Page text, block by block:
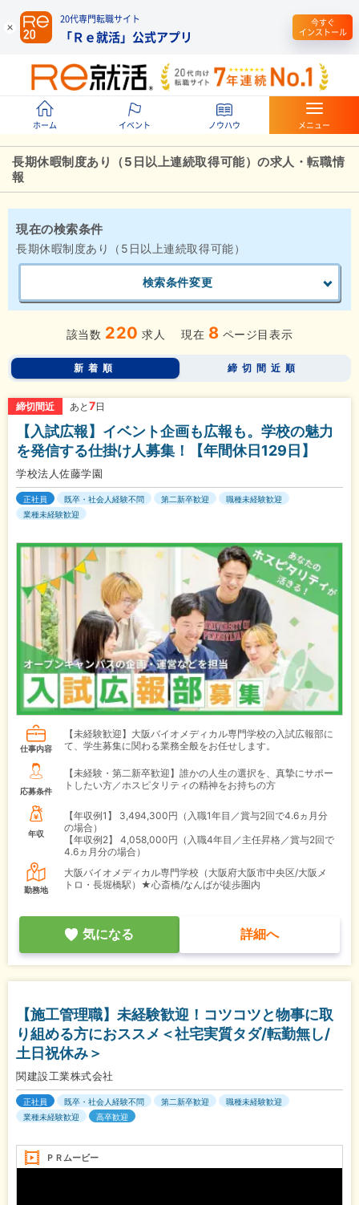
20代専門転職サイト
「Ｒｅ就活」公式アプリ
今すぐ
インストール
ホーム イベント ノウハウ メニュー
長期休暇制度あり（5日以上連続取得可能）の求人・転職情
報
現在の検索条件
長期休暇制度あり（5日以上連続取得可能）
検索条件変更
該当数 220 求人 現在 8 ページ目表示
新着順 締切間近順
締切間近 あと 7日
【入試広報】イベント企画も広報も。学校の魅力
を発信する仕掛け人募集！【年間休日129日】
学校法人佐藤学園
正社員 既卒・社会人経験不問 第二新卒歓迎
職種未経験歓迎
業種未経験歓迎
仕事内容
【未経験歓迎】大阪バイオメディカル専門学校の入試広報部に
て、学生募集に関わる業務全般をお任せします。
応募条件
【未経験・第二新卒歓迎】誰かの人生の選択を、真摯にサポー
トしたい方／ホスピタリティの精神をお持ちの方
年収
【年収例1】
3,494,300円（入職1年目／賞与2回で4.6ヵ月分
の場合）
【年収例2】
4,058,000円（入職4年目／主任昇格／賞与2回で
4.6ヵ月分の場合）
勤務地
大阪バイオメディカル専門学校（大阪府大阪市中央区/大阪メ
トロ・長堀橋駅）★心斎橋/なんばが徒歩圏内
気になる 詳細へ
【施工管理職】未経験歓迎！コツコツと物事に取
り組める方におススメ＜社宅実質タダ/転勤無し/
土日祝休み＞
関建設工業株式会社
正社員 既卒・社会人経験不問 第二新卒歓迎
職種未経験歓迎
業種未経験歓迎
高卒歓迎
ＰＲムービー